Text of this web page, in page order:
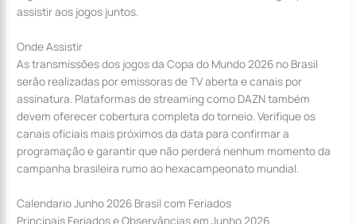
assistir aos jogos juntos.
Onde Assistir
As transmissões dos jogos da Copa do Mundo 2026 no Brasil
serão realizadas por emissoras de TV aberta e canais por
assinatura. Plataformas de streaming como DAZN também
devem oferecer cobertura completa do torneio. Verifique os
canais oficiais mais próximos da data para confirmar a
programação e garantir que não perderá nenhum momento da
campanha brasileira rumo ao hexacampeonato mundial.
Calendario Junho 2026 Brasil com Feriados
Principais Feriados e Observâncias em Junho 2026